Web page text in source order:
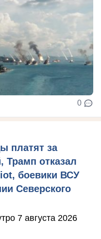
0
платят за
Трамп отказал
боевики ВСУ
Северского
7 августа 2026